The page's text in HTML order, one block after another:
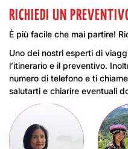
RICHIEDI UN
È più facile che mai partire!
Uno dei nostri esperti di
l’itinerario e il preventivo.
numero di telefono e ti
salutarti e chiarire eventuali